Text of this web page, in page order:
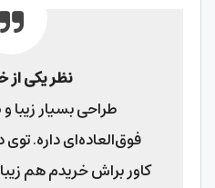
نظر یکی از
طراحی بسیار
فوق‌العاده‌ای داره.
کاور براش خریدم هم